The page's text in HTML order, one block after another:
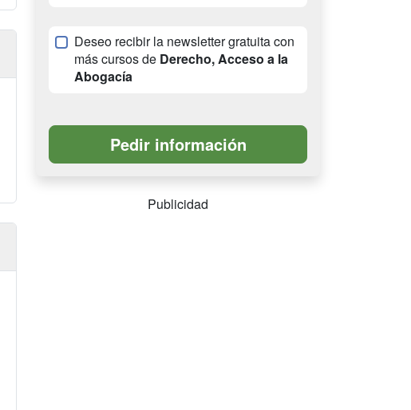
Deseo recibir la newsletter gratuita con
más cursos de Derecho, Acceso a la
Abogacía
Publicidad